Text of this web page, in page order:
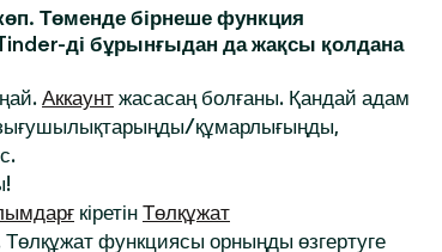
Төменде бірнеше функция
ді бұрынғыдан да жақсы қолдана
Аккаунт жасасаң болғаны. Қандай адам
құмарлығыңды,
кіретін Төлқұжат
функциясы орныңды өзгертуге